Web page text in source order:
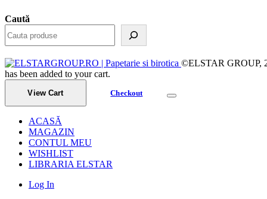
Caută
©ELSTAR GROUP,
has been added to your cart.
View Cart Checkout
ACASĂ
MAGAZIN
CONTUL MEU
WISHLIST
LIBRARIA ELSTAR
Log In